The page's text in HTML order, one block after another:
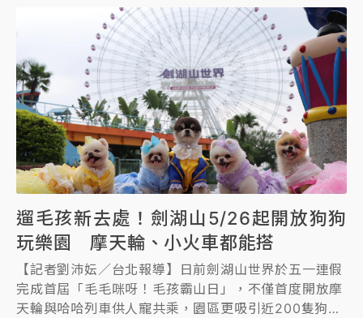
遛毛孩新去處！劍湖山5/26起開放狗狗
玩樂園 摩天輪、小火車都能搭
【記者劉沛妘／台北報導】日前劍湖山世界於五一連假
完成首屆「毛毛咪呀！毛孩霸山日」，不僅首度開放摩
天輪與哈哈列車供人寵共乘，園區更吸引近200隻狗狗